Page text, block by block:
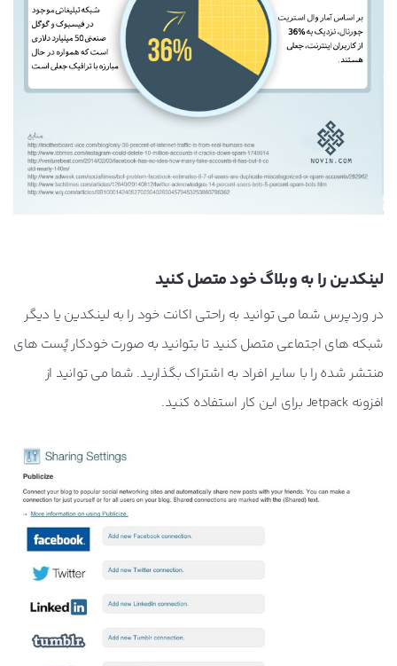
لینکدین را به وبلاگ خود متصل کنید
در وردپرس شما می توانید به راحتی اکانت خود را به لینکدین یا دیگر
شبکه های اجتماعی متصل کنید تا بتوانید به صورت خودکار پُست های
منتشر شده را با سایر افراد به اشتراک بگذارید. شما می توانید از
افزونه Jetpack برای این کار استفاده کنید.